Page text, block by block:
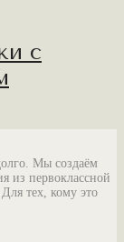
с
Мы создаём
из первоклассной
тех, кому это